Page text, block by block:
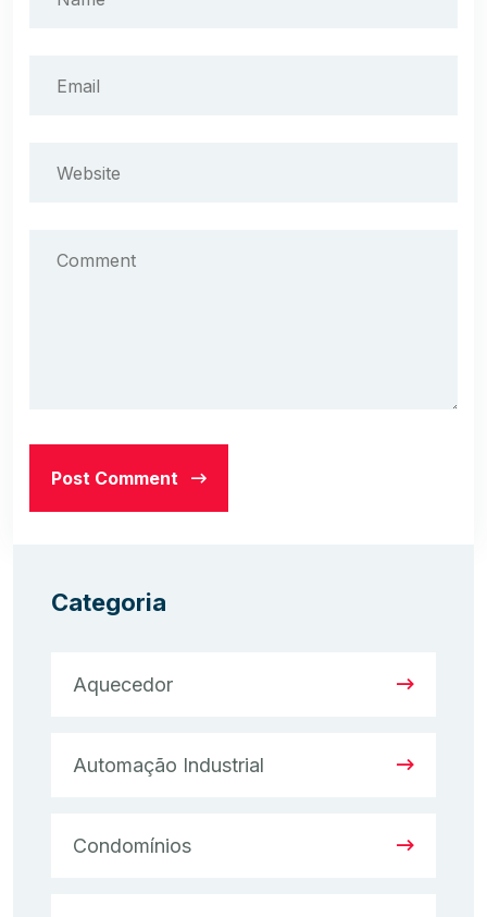
Post Comment
Categoria
Aquecedor
Automação Industrial
Condomínios